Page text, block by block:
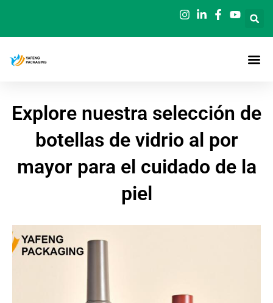
contenido
Explore nuestra selección de
botellas de vidrio al por
mayor para el cuidado de la
piel